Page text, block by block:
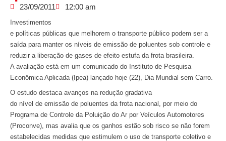
23/09/2011 12:00 am
Investimentos
e políticas públicas que melhorem o transporte público podem ser a
saída para manter os níveis de emissão de poluentes sob controle e
reduzir a liberação de gases de efeito estufa da frota brasileira.
A avaliação está em um comunicado do Instituto de Pesquisa
Econômica Aplicada (Ipea) lançado hoje (22), Dia Mundial sem Carro.
O estudo destaca avanços na redução gradativa
do nível de emissão de poluentes da frota nacional, por meio do
Programa de Controle da Poluição do Ar por Veículos Automotores
(Proconve), mas avalia que os ganhos estão sob risco se não forem
estabelecidas medidas que estimulem o uso de transporte coletivo e